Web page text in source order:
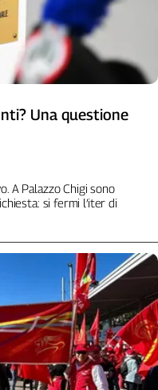
Una questione
A Palazzo Chigi sono
si fermi l’iter di